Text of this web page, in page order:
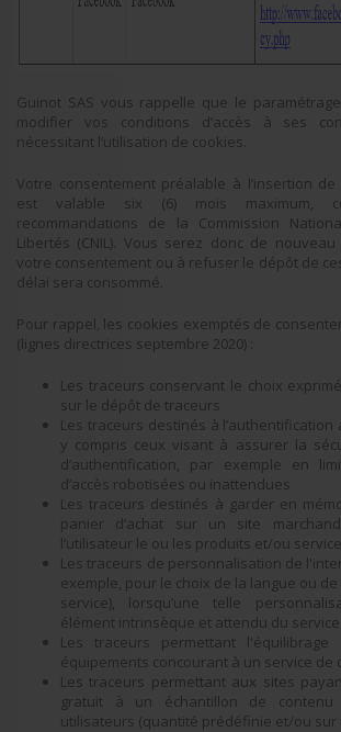
Guinot SAS vous rappelle que le
modifier vos conditions d’accès à ses
nécessitant l’utilisation de cookies.
Votre consentement préalable à l’insertion
est valable six (6) mois maximum,
recommandations de la Commission
Libertés (CNIL). Vous serez donc de
votre consentement ou à refuser le dépôt de
délai sera consommé.
Pour rappel, les cookies exemptés de
(lignes directrices septembre 2020) :
Les traceurs conservant le choix
sur le dépôt de traceurs
Les traceurs destinés à l’authentification
y compris ceux visant à assurer la
d’authentification, par exemple en
d’accès robotisées ou inattendues
Les traceurs destinés à garder en
panier d’achat sur un site
l’utilisateur le ou les produits et/ou
Les traceurs de personnalisation de
exemple, pour le choix de la langue ou
service), lorsqu’une telle
élément intrinsèque et attendu du service
Les traceurs permettant
équipements concourant à un service de
Les traceurs permettant aux sites
gratuit à un échantillon de contenu
utilisateurs (quantité prédéfinie et/ou sur